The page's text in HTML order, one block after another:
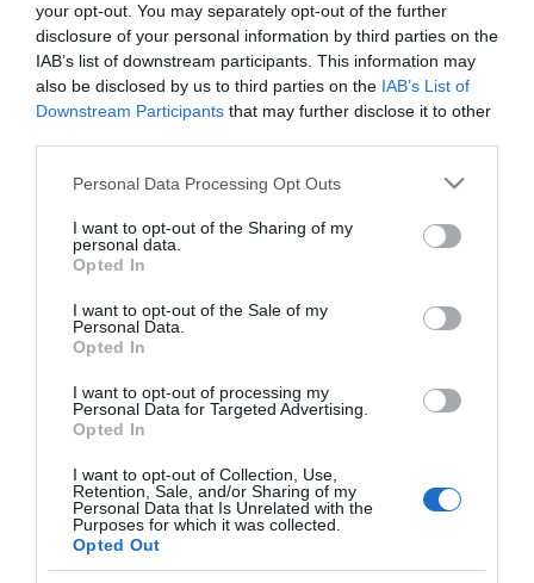
your opt-out. You may separately opt-out of the further
disclosure of your personal information by third parties on the
IAB’s list of downstream participants. This information may
also be disclosed by us to third parties on the IAB’s List of
Downstream Participants that may further disclose it to other
Please note that this website/app uses one or more Google
not limited to your visit or usage behaviour. You may click to
grant or deny consent to Google and its third-party tags to
use your data for below specified purposes in below Google
consent section.
Personal Data Processing Opt Outs
I want to opt-out of the Sharing of my
personal data.
Opted In
I want to opt-out of the Sale of my
Personal Data.
Opted In
I want to opt-out of processing my
Personal Data for Targeted Advertising.
Opted In
I want to opt-out of Collection, Use,
Retention, Sale, and/or Sharing of my
Personal Data that Is Unrelated with the
Purposes for which it was collected.
Opted Out
Μεγάλο πανηγύρι
στην Εύβοια:
Πλημμύρισε με
κόσμο η Φαράκλα
(pics&vid)
Ο καιρός αλλάζει
40άρια μαζί με
θυελλώδη μελτέμια
Εύβοια: Ηχηρό
μεγάλη
καταστροφή του
07.08.2026 | 22:00
Νέο τροχαίο με
υλικές ζημιές
07.08.2026 | 21:40
Όλες οι τελευταίες ειδήσεις